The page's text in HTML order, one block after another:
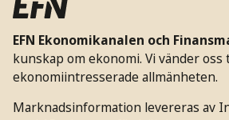
EFN Ekonomikanalen och
kunskap om ekonomi. Vi vänder oss
ekonomiintresserade allmänheten.
Marknadsinformation levereras av